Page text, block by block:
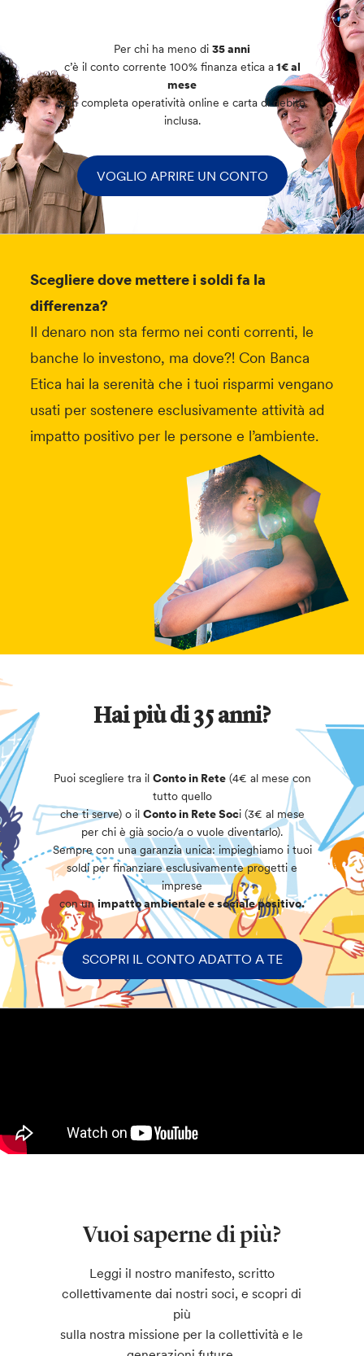
Per chi ha meno di 35 anni
c’è il conto corrente 100% finanza etica a1€ al
mese
con completa operatività online e carta di debito
inclusa.
VOGLIO APRIRE UN CONTO
Scegliere dove mettere i soldi fa la
differenza?
Il denaro non sta fermo nei conti correnti, le
banche lo investono, ma dove?! Con Banca
Etica hai la serenità che i tuoi risparmi vengano
usati per sostenere esclusivamente attività ad
impatto positivo per le persone e l’ambiente.
Hai più di 35 anni?
Puoi scegliere tra il Conto in Rete(4€ al mese con
tutto quello
che ti serve) o il Conto in Rete Soci (3€ al mese
per chi è già socio/a o vuole diventarlo).
Sempre con una garanzia unica: impieghiamo i tuoi
soldi per finanziare esclusivamente progetti e
imprese
con unimpatto ambientale e sociale positivo.
SCOPRI IL CONTO ADATTO A TE
Vuoi saperne di più?
Leggi il nostro manifesto, scritto
collettivamente dai nostri soci, e scopri di
più
sulla nostra missione per la collettività e le